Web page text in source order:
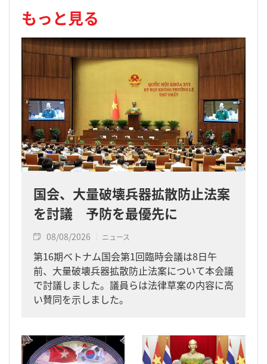
もっと見る
国会、大量破壊兵器拡散防止法案
を討議 予防を最優先に
08/08/2026 ニュース
第16期ベトナム国会第1回臨時会議は8日午
前、大量破壊兵器拡散防止法案について本会議
で討議しました。議員らは法律草案の内容に高
い賛同を示しました。